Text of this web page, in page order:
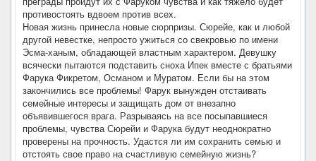
противостоять вдвоем против всех.
Новая жизнь принесла новые сюрпризы. Сюрейе, как и любой
другой невестке, непросто ужиться со свекровью по имени
Эсма-ханым, обладающей властным характером. Девушку
всячески пытаются подставить сноха Ипек вместе с братьями
Фарука Фикретом, Османом и Муратом. Если бы на этом
закончились все проблемы! Фарук вынужден отстаивать
семейные интересы и защищать дом от внезапно
объявившегося врага. Разрываясь на все посыпавшиеся
проблемы, чувства Сюрейи и Фарука будут неоднократно
проверены на прочность. Удастся ли им сохранить семью и
отстоять свое право на счастливую семейную жизнь?